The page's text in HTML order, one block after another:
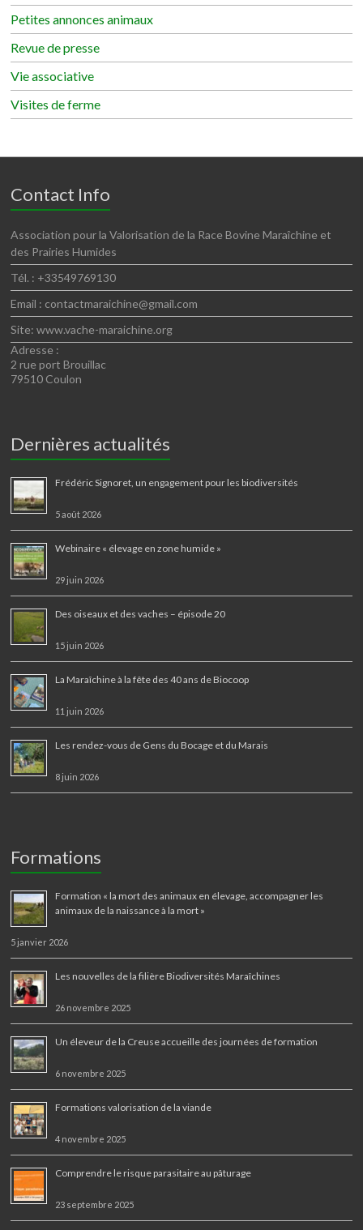
Petites annonces animaux
Revue de presse
Vie associative
Visites de ferme
Contact Info
Association pour la Valorisation de la Race Bovine Maraîchine et
des Prairies Humides
Tél. : +33549769130
Email : contactmaraichine@gmail.com
Site: www.vache-maraichine.org
Adresse :
2 rue port Brouillac
79510 Coulon
Dernières actualités
Frédéric Signoret, un engagement pour les biodiversités
5 août 2026
Webinaire « élevage en zone humide »
29 juin 2026
Des oiseaux et des vaches – épisode 20
15 juin 2026
La Maraîchine à la fête des 40 ans de Biocoop
11 juin 2026
Les rendez-vous de Gens du Bocage et du Marais
8 juin 2026
Formations
Formation « la mort des animaux en élevage, accompagner les
animaux de la naissance à la mort »
5 janvier 2026
Les nouvelles de la filière Biodiversités Maraîchines
26 novembre 2025
Un éleveur de la Creuse accueille des journées de formation
6 novembre 2025
Formations valorisation de la viande
4 novembre 2025
Comprendre le risque parasitaire au pâturage
23 septembre 2025